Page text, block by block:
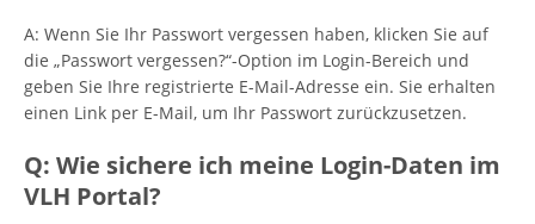
A: Wenn Sie Ihr Passwort vergessen haben, klicken Sie auf
die „Passwort vergessen?“-Option im Login-Bereich und
geben Sie Ihre registrierte E-Mail-Adresse ein. Sie erhalten
einen Link per E-Mail, um Ihr Passwort zurückzusetzen.
Q: Wie sichere ich meine Login-Daten im
VLH Portal?